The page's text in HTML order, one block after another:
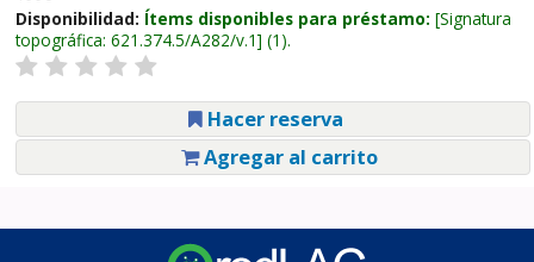
Disponibilidad: Ítems disponibles para préstamo: Signatura
topográfica: 621.374.5/A282/v.1 (1).
Hacer reserva
Agregar al carrito